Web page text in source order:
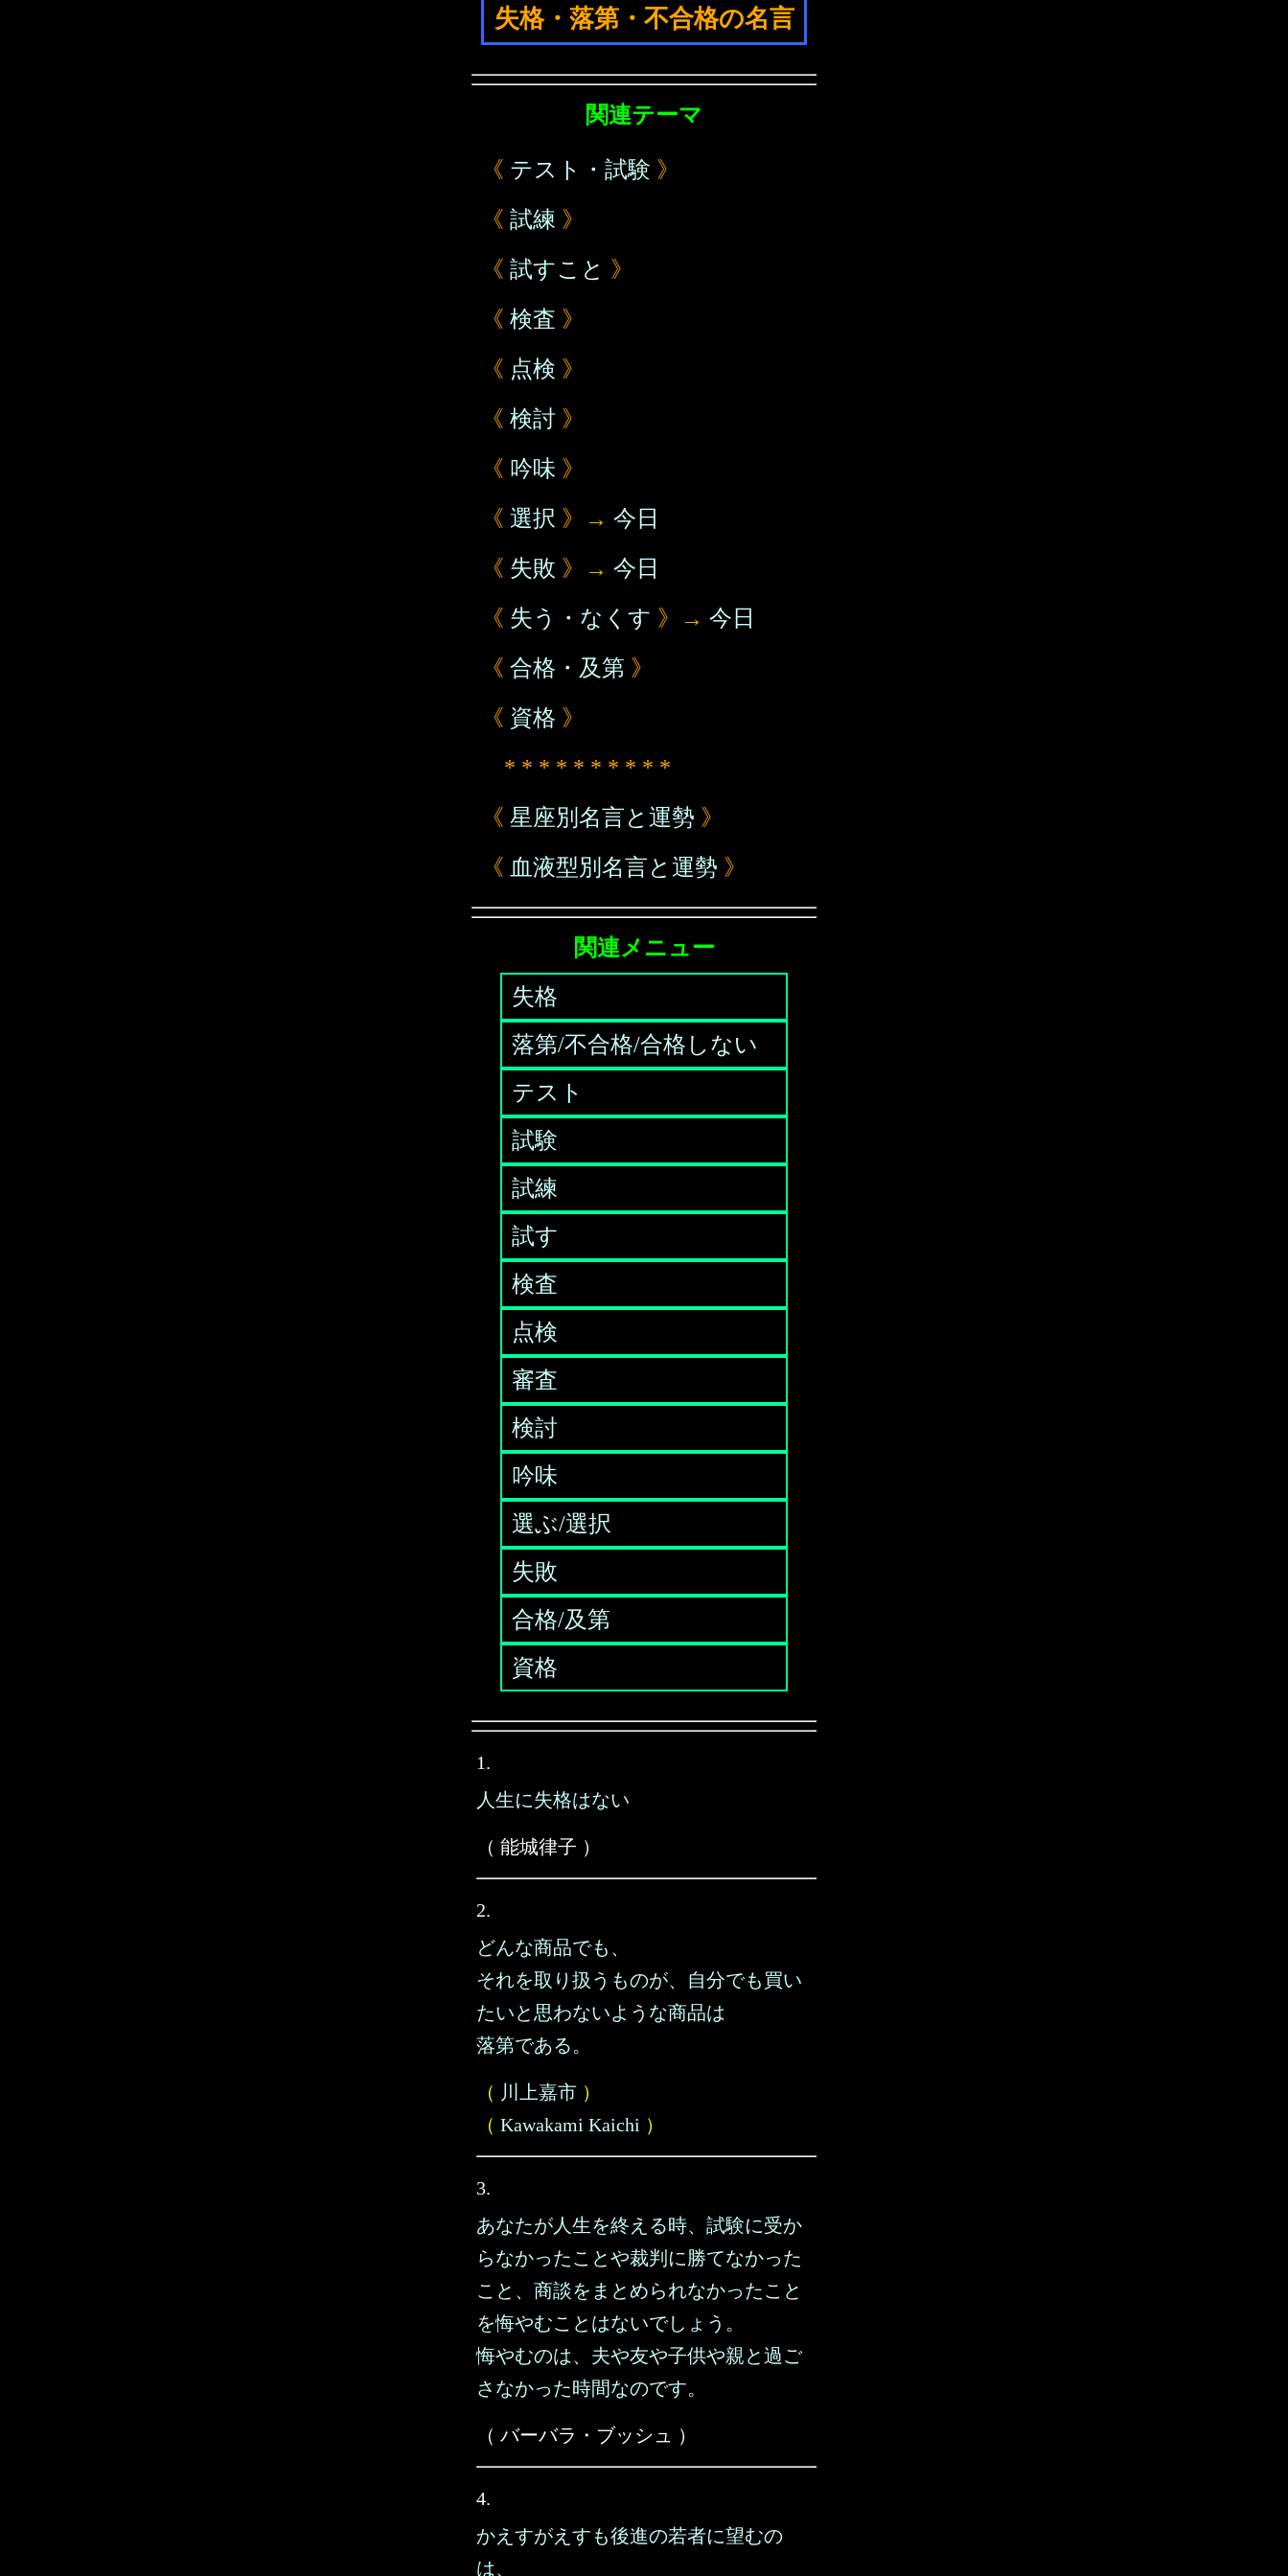
失格・落第・不合格の名言
関連テーマ
《 テスト・試験 》
《 試練 》
《 試すこと 》
《 検査 》
《 点検 》
《 検討 》
《 吟味 》
《 選択 》→ 今日
《 失敗 》→ 今日
《 失う・なくす 》→ 今日
《 合格・及第 》
《 資格 》
* * * * * * * * * *
《 星座別名言と運勢 》
《 血液型別名言と運勢 》
関連メニュー
失格
落第/不合格/合格しない
テスト
試験
試練
試す
検査
点検
審査
検討
吟味
選ぶ/選択
失敗
合格/及第
資格
1.
人生に失格はない
（ 能城律子 ）
2.
どんな商品でも、
それを取り扱うものが、自分でも買い
たいと思わないような商品は
落第である。
（ 川上嘉市 ）
（ Kawakami Kaichi ）
3.
あなたが人生を終える時、試験に受か
らなかったことや裁判に勝てなかった
こと、商談をまとめられなかったこと
を悔やむことはないでしょう。
悔やむのは、夫や友や子供や親と過ご
さなかった時間なのです。
（ バーバラ・ブッシュ ）
4.
かえすがえすも後進の若者に望むの
は、